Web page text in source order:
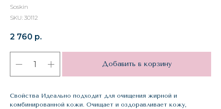
Soskin
SKU: 30112
2 760 р.
Добавить в корзину
Свойства Идеально подходит для очищения жирной и
комбинированной кожи. Очищает и оздоравливает кожу,